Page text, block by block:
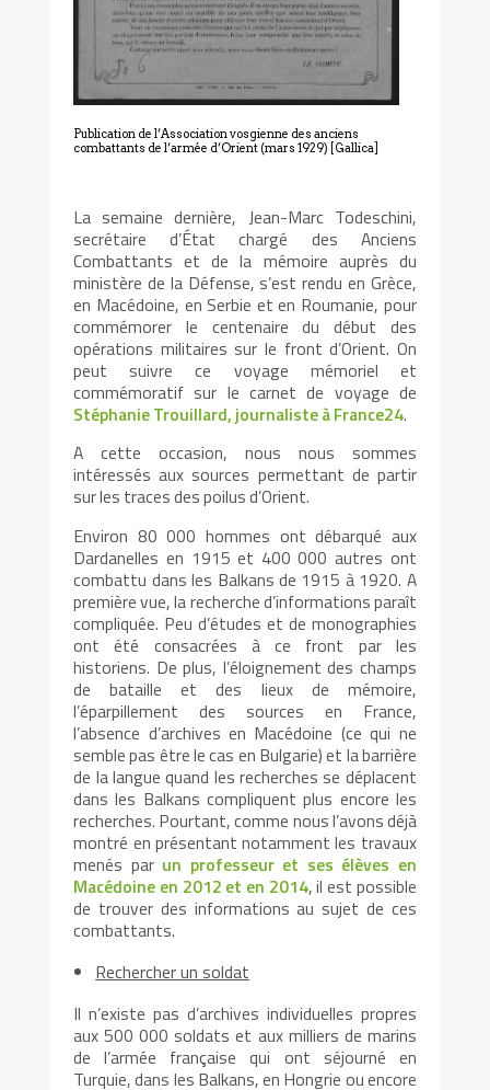
Publication de l’Association vosgienne des anciens
combattants de l’armée d’Orient (mars 1929) [Gallica]
La semaine dernière, Jean-Marc Todeschini,
secrétaire d’État chargé des Anciens
Combattants et de la mémoire auprès du
ministère de la Défense, s’est rendu en Grèce,
en Macédoine, en Serbie et en Roumanie, pour
commémorer le centenaire du début des
opérations militaires sur le front d’Orient. On
peut suivre ce voyage mémoriel et
commémoratif sur le carnet de voyage de
Stéphanie Trouillard, journaliste à France24.
A cette occasion, nous nous sommes
intéressés aux sources permettant de partir
sur les traces des poilus d’Orient.
Environ 80 000 hommes ont débarqué aux
Dardanelles en 1915 et 400 000 autres ont
combattu dans les Balkans de 1915 à 1920. A
première vue, la recherche d’informations paraît
compliquée. Peu d’études et de monographies
ont été consacrées à ce front par les
historiens. De plus, l’éloignement des champs
de bataille et des lieux de mémoire,
l’éparpillement des sources en France,
l’absence d’archives en Macédoine (ce qui ne
semble pas être le cas en Bulgarie) et la barrière
de la langue quand les recherches se déplacent
dans les Balkans compliquent plus encore les
recherches. Pourtant, comme nous l’avons déjà
montré en présentant notamment les travaux
menés par un professeur et ses élèves en
Macédoine en 2012 et en 2014, il est possible
de trouver des informations au sujet de ces
combattants.
Rechercher un soldat
Il n’existe pas d’archives individuelles propres
aux 500 000 soldats et aux milliers de marins
de l’armée française qui ont séjourné en
Turquie, dans les Balkans, en Hongrie ou encore